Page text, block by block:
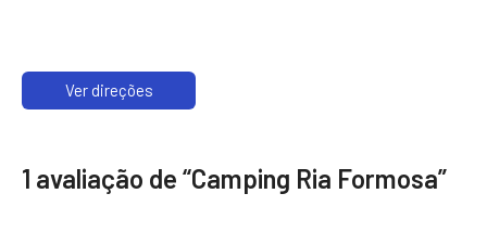
Ver direções
1 avaliação de “Camping Ria Formosa”